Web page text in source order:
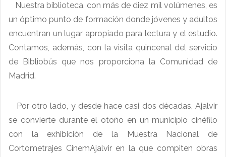
Nuestra biblioteca, con más de diez mil volúmenes, es
un óptimo punto de formación donde jóvenes y adultos
encuentran un lugar apropiado para lectura y el estudio.
Contamos, además, con la visita quincenal del servicio
de Bibliobús que nos proporciona la Comunidad de
Madrid.
Por otro lado, y desde hace casi dos décadas, Ajalvir
se convierte durante el otoño en un municipio cinéfilo
con la exhibición de la Muestra Nacional de
Cortometrajes CinemAjalvir en la que compiten obras